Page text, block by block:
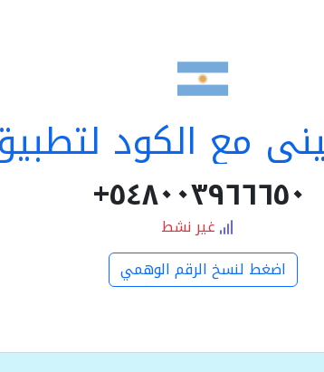
مع الكود
٥٤٨٠٠٣٩٦٦٦٥٠+
غير نشط
اضغط لنسخ الرقم الوهمي